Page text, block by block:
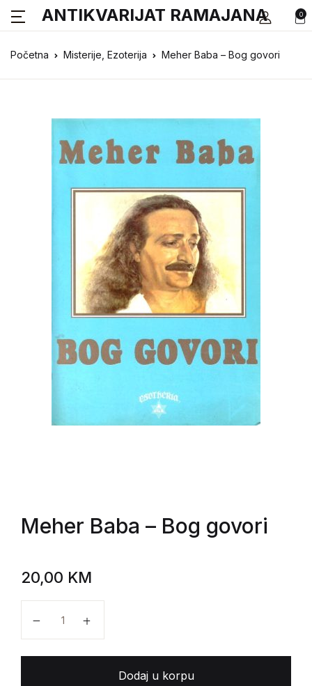
0
ANTIKVARIJAT RAMAJANA
Početna Misterije, Ezoterija Meher Baba – Bog govori
Meher Baba – Bog govori
20,00 KM
Dodaj u korpu